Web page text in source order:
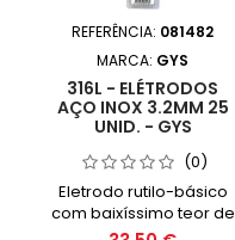
REFERÊNCIA: 081482
MARCA: GYS
316L - ELÉTRODOS
AÇO INOX 3.2MM 25
UNID. - GYS
(0)
Eletrodo rutilo-básico
com baixíssimo teor de
carbono, projetado